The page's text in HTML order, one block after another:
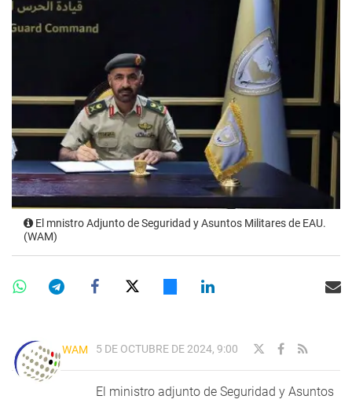
El mnistro Adjunto de Seguridad y Asuntos Militares de EAU.
(WAM)
WAM 5 DE OCTUBRE DE 2024, 9:00
El ministro adjunto de Seguridad y Asuntos